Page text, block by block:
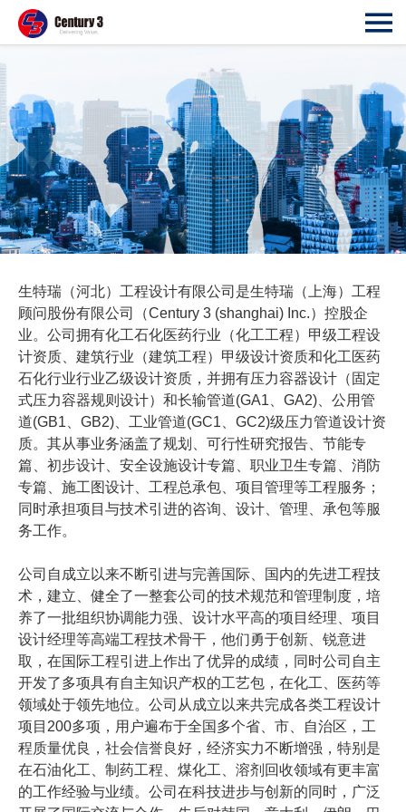
生特瑞（河北）工程设计有限公司是生特瑞（上海）工程
顾问股份有限公司（Century 3 (shanghai) Inc.）控股企
业。公司拥有化工石化医药行业（化工工程）甲级工程设
计资质、建筑行业（建筑工程）甲级设计资质和化工医药
石化行业行业乙级设计资质，并拥有压力容器设计（固定
式压力容器规则设计）和长输管道(GA1、GA2)、公用管
道(GB1、GB2)、工业管道(GC1、GC2)级压力管道设计资
质。其从事业务涵盖了规划、可行性研究报告、节能专
篇、初步设计、安全设施设计专篇、职业卫生专篇、消防
专篇、施工图设计、工程总承包、项目管理等工程服务；
同时承担项目与技术引进的咨询、设计、管理、承包等服
务工作。
公司自成立以来不断引进与完善国际、国内的先进工程技
术，建立、健全了一整套公司的技术规范和管理制度，培
养了一批组织协调能力强、设计水平高的项目经理、项目
设计经理等高端工程技术骨干，他们勇于创新、锐意进
取，在国际工程引进上作出了优异的成绩，同时公司自主
开发了多项具有自主知识产权的工艺包，在化工、医药等
领域处于领先地位。公司从成立以来共完成各类工程设计
项目200多项，用户遍布于全国多个省、市、自治区，工
程质量优良，社会信誉良好，经济实力不断增强，特别是
在石油化工、制药工程、煤化工、溶剂回收领域有更丰富
的工作经验与业绩。公司在科技进步与创新的同时，广泛